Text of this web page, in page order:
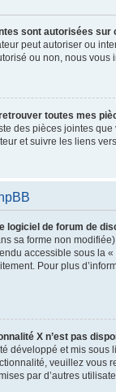
sont autorisées sur
peut autoriser ou
ou non, nous
toutes mes
des pièces jointes
et suivre les liens
logiciel de forum de
sa forme non
accessible sous la
Pour plus
X n’est pas
développé et mis sous
veuillez vous
par d’autres